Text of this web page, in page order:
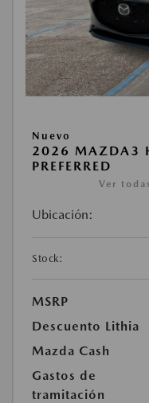
Nuevo
2026 MAZDA3
PREFERRED
Ver
Ubicación:
Stock:
MSRP
Descuento Lithia
Mazda Cash
Gastos de
tramitación